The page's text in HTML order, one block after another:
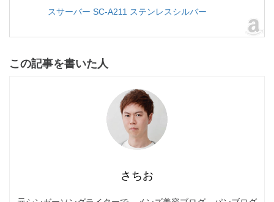
スサーバー SC-A211 ステンレスシルバー
この記事を書いた人
さちお